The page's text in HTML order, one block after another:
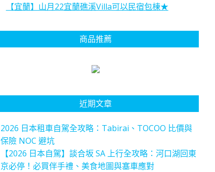
【宜蘭】山月22宜蘭礁溪Villa可以民宿包棟★
商品推薦
近期文章
2026 日本租車自駕全攻略：Tabirai、TOCOO 比價與
保險 NOC 避坑
【2026 日本自駕】談合坂 SA 上行全攻略：河口湖回東
京必停！必買伴手禮、美食地圖與塞車應對